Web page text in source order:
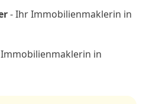
- Ihr Immobilienmaklerin in
in